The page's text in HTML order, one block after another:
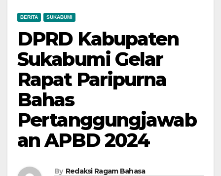
BERITA SUKABUMI
DPRD Kabupaten
Sukabumi Gelar
Rapat Paripurna
Bahas
Pertanggungjawab
an APBD 2024
By Redaksi Ragam Bahasa